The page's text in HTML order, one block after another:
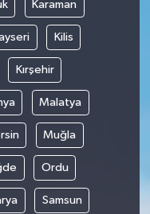
Karaman
Kilis
Kırşehir
Malatya
Muğla
Ordu
Samsun